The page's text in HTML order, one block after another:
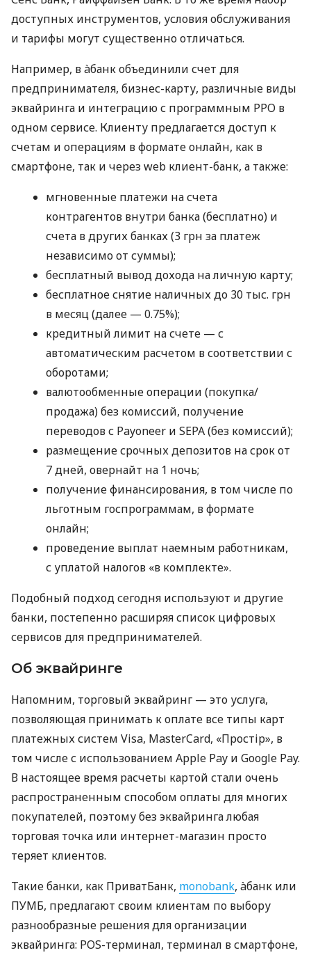
доступных инструментов, условия обслуживания
и тарифы могут существенно отличаться.
Например, в àбанк объединили счет для
предпринимателя, бизнес-карту, различные виды
эквайринга и интеграцию с программным РРО в
одном сервисе. Клиенту предлагается доступ к
счетам и операциям в формате онлайн, как в
смартфоне, так и через web клиент-банк, а также:
мгновенные платежи на счета
контрагентов внутри банка (бесплатно) и
счета в других банках (3 грн за платеж
независимо от суммы);
бесплатный вывод дохода на личную карту;
бесплатное снятие наличных до 30 тыс. грн
в месяц (далее — 0.75%);
кредитный лимит на счете — с
автоматическим расчетом в соответствии с
оборотами;
валютообменные операции (покупка/
продажа) без комиссий, получение
переводов с Payoneer и SEPA (без комиссий);
размещение срочных депозитов на срок от
7 дней, овернайт на 1 ночь;
получение финансирования, в том числе по
льготным госпрограммам, в формате
онлайн;
проведение выплат наемным работникам,
с уплатой налогов «в комплекте».
Подобный подход сегодня используют и другие
банки, постепенно расширяя список цифровых
сервисов для предпринимателей.
Об эквайринге
Напомним, торговый эквайринг — это услуга,
позволяющая принимать к оплате все типы карт
платежных систем Visa, MasterCard, «Простір», в
том числе с использованием Apple Pay и Google Pay.
В настоящее время расчеты картой стали очень
распространенным способом оплаты для многих
покупателей, поэтому без эквайринга любая
торговая точка или интернет-магазин просто
теряет клиентов.
Такие банки, как ПриватБанк, monobank, àбанк или
ПУМБ, предлагают своим клиентам по выбору
разнообразные решения для организации
эквайринга: POS-терминал, терминал в смартфоне,